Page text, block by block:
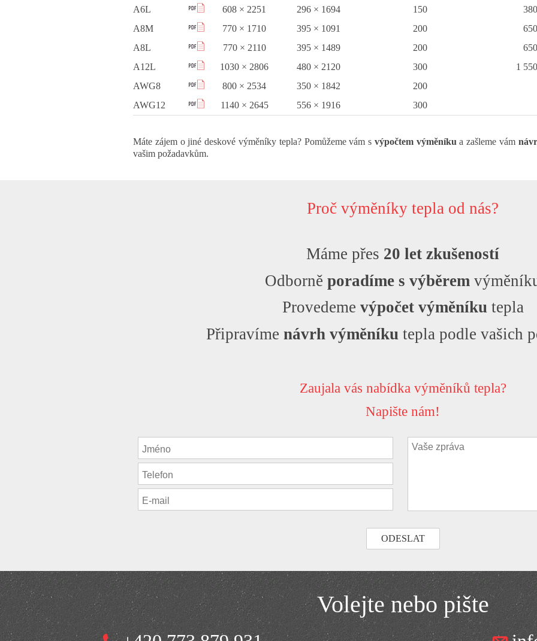
A6L
608 × 2251 296 × 1694 150
380
A8M
770 × 1710 395 × 1091 200
650
A8L
770 × 2110 395 × 1489 200
650
A12L
1030 × 2806 480 × 2120 300
1 550
AWG8
800 × 2534 350 × 1842
200
AWG12
1140 × 2645 556 × 1916 300
Máte zájem o jiné deskové výměníky tepla? Pomůžeme vám s výpočtem výměníku a zašleme vám
vašim požadavkům.
Proč výměníky tepla od nás?
Máme přes 20 let zkušeností
Odborně poradíme s výběrem
Provedeme výpočet výměníkutepla
Připravíme návrh výměníku tepla podle vašich
Zaujala vás nabídka výměníků tepla?
Napište nám!
Volejte nebo pište